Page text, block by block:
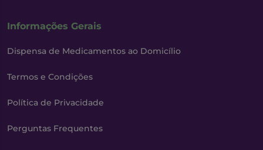
Informações Gerais
Dispensa de Medicamentos ao Domicílio
Termos e Condições
Política de Privacidade
Perguntas Frequentes